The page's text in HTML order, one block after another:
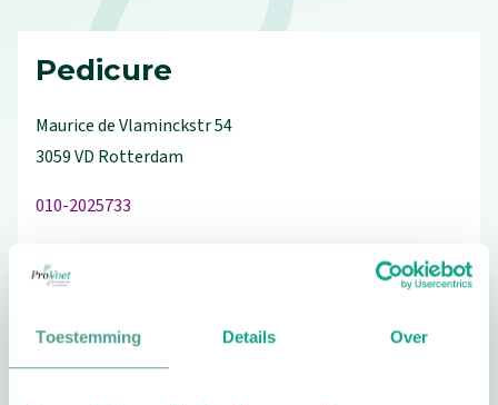
Toestemming Details Over
Pedicure
Maurice de Vlaminckstr54
3059 VD Rotterdam
010-2025733